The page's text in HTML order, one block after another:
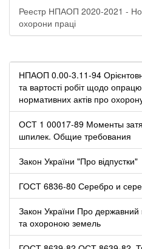
Реестр НПАОП 2020-2021 -
охорони праці
НПАОП 0.00-3.11-94
та вартості робіт щодо
нормативних актів про
ОСТ 1 00017-89 Моменты
шпилек. Общие требования
Закон України "Про відпустки"
ГОСТ 6836-80 Серебро и
Закон України Про державний
та охороною земель